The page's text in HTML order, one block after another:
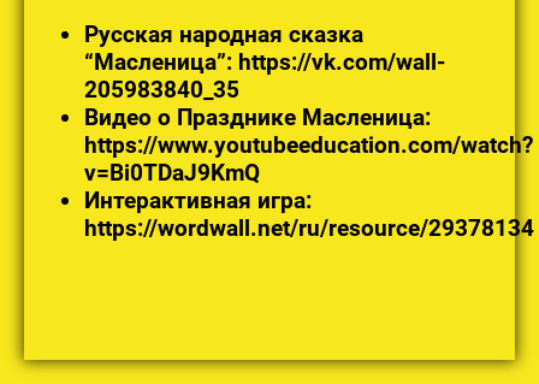
Русская народная сказка
“Масленица”: https://vk.com/wall-
205983840_35
Видео о Празднике Масленица:
https://www.youtubeeducation.com/watch?
v=Bi0TDaJ9KmQ
Интерактивная игра:
https://wordwall.net/ru/resource/29378134